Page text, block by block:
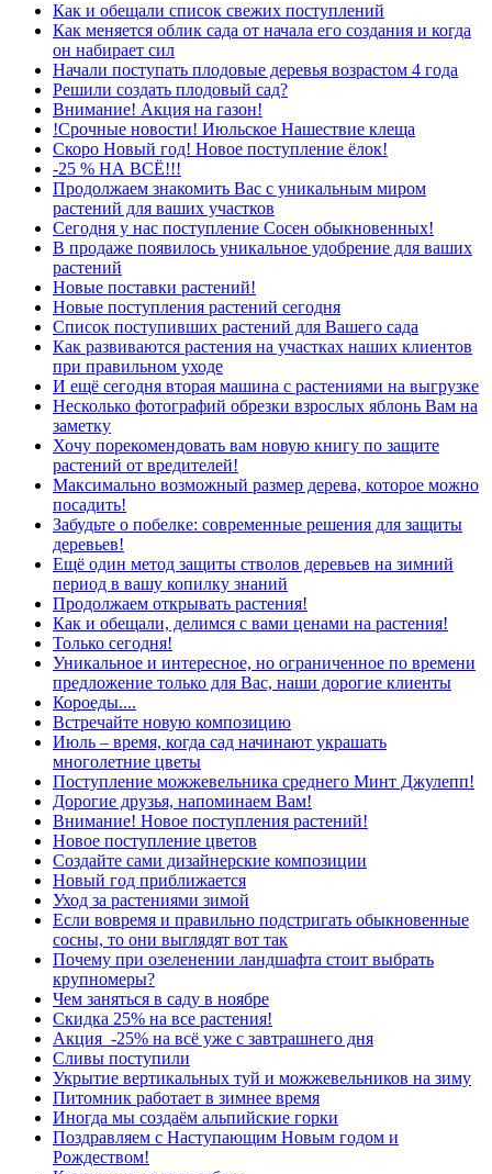
Как и обещали список свежих поступлений
Как меняется облик сада от начала его создания и когда
он набирает сил
Начали поступать плодовые деревья возрастом 4 года
Решили создать плодовый сад?
Внимание! Акция на газон!
!Срочные новости! Июльское Нашествие клеща
Скоро Новый год! Новое поступление ёлок!
-25 % НА ВСЁ!!!
Продолжаем знакомить Вас с уникальным миром
растений для ваших участков
Сегодня у нас поступление Сосен обыкновенных!
В продаже появилось уникальное удобрение для ваших
растений
Новые поставки растений!
Новые поступления растений сегодня
Список поступивших растений для Вашего сада
Как развиваются растения на участках наших клиентов
при правильном уходе
И ещё сегодня вторая машина с растениями на выгрузке
Несколько фотографий обрезки взрослых яблонь Вам на
заметку
Хочу порекомендовать вам новую книгу по защите
растений от вредителей!
Максимально возможный размер дерева, которое можно
посадить!
Забудьте о побелке: современные решения для защиты
деревьев!
Ещё один метод защиты стволов деревьев на зимний
период в вашу копилку знаний
Продолжаем открывать растения!
Как и обещали, делимся с вами ценами на растения!
Только сегодня!
Уникальное и интересное, но ограниченное по времени
предложение только для Вас, наши дорогие клиенты
Короеды....
Встречайте новую композицию
Июль – время, когда сад начинают украшать
многолетние цветы
Поступление можжевельника среднего Минт Джулепп!
Дорогие друзья, напоминаем Вам!
Внимание! Новое поступления растений!
Новое поступление цветов
Создайте сами дизайнерские композиции
Новый год приближается
Уход за растениями зимой
Если вовремя и правильно подстригать обыкновенные
сосны, то они выглядят вот так
Почему при озеленении ландшафта стоит выбрать
крупномеры?
Чем заняться в саду в ноябре
Скидка 25% на все растения!
Акция -25% на всё уже с завтрашнего дня
Сливы поступили
Укрытие вертикальных туй и можжевельников на зиму
Питомник работает в зимнее время
Иногда мы создаём альпийские горки
Поздравляем с Наступающим Новым годом и
Рождеством!